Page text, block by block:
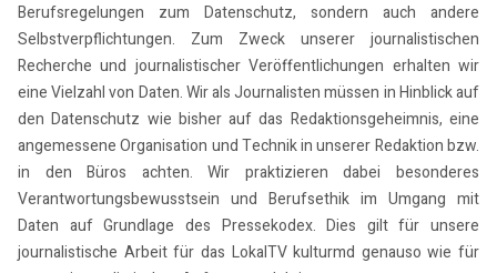
Berufsregelungen zum Datenschutz, sondern auch andere
Selbstverpflichtungen. Zum Zweck unserer journalistischen
Recherche und journalistischer Veröffentlichungen erhalten wir
eine Vielzahl von Daten. Wir als Journalisten müssen in Hinblick auf
den Datenschutz wie bisher auf das Redaktionsgeheimnis, eine
angemessene Organisation und Technik in unserer Redaktion bzw.
in den Büros achten. Wir praktizieren dabei besonderes
Verantwortungsbewusstsein und Berufsethik im Umgang mit
Daten auf Grundlage des Pressekodex. Dies gilt für unsere
journalistische Arbeit für das LokalTV kulturmd genauso wie für